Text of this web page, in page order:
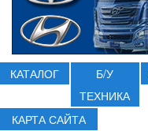
КАТАЛОГ
Б/У
ТЕХНИКА
КАРТА САЙТА